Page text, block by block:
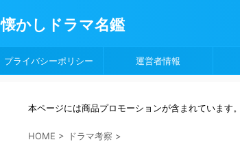
懐かしドラマ名鑑
プライバシーポリシー 運営者情報
本ページには商品プロモーションが含まれています。
HOME > ドラマ考察 >